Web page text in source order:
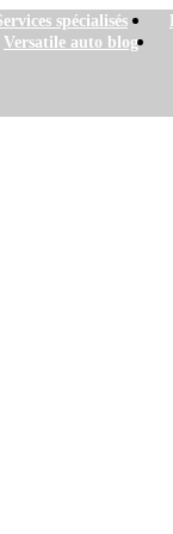
spécialisés
Versatile auto blog